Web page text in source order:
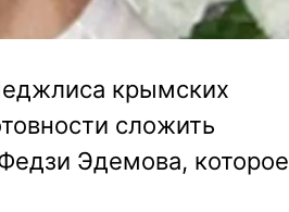
крымских
сложить
Эдемова, которое